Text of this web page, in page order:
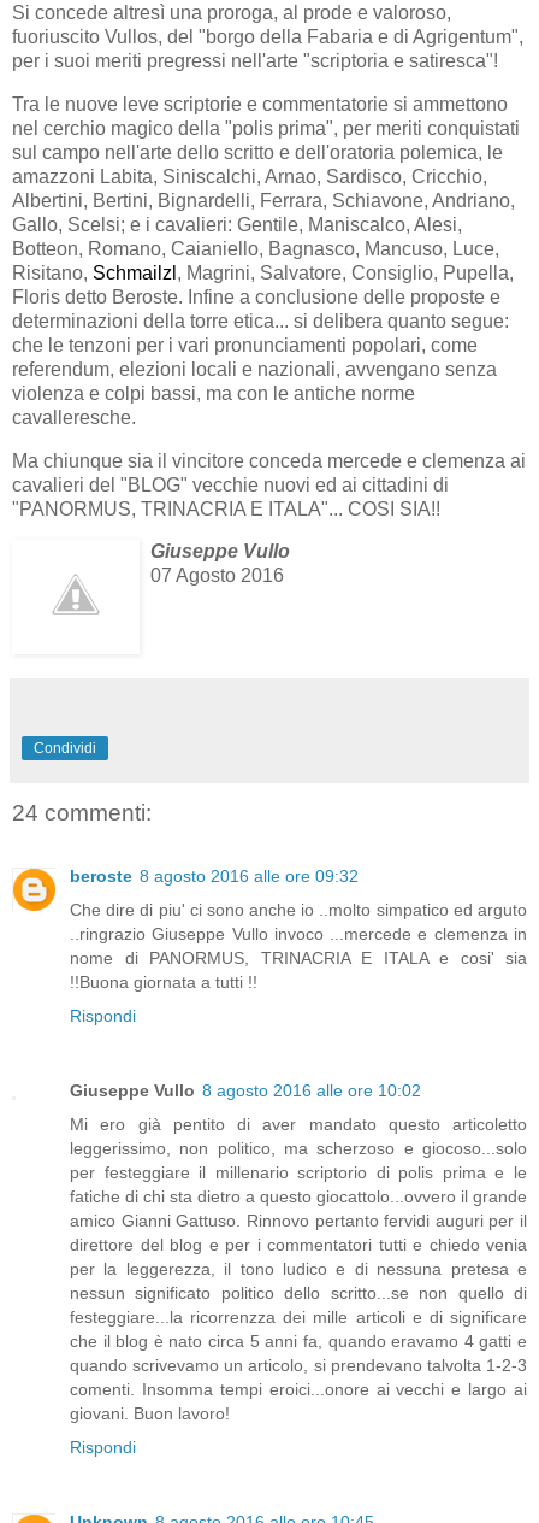
Si concede altresì una proroga, al prode e valoroso,
fuoriuscito Vullos, del "borgo della Fabaria e di Agrigentum",
per i suoi meriti pregressi nell'arte "scriptoria e satiresca"!
Tra le nuove leve scriptorie e commentatorie si ammettono
nel cerchio magico della "polis prima", per meriti conquistati
sul campo nell'arte dello scritto e dell'oratoria polemica, le
amazzoni Labita, Siniscalchi, Arnao, Sardisco, Cricchio,
Albertini, Bertini, Bignardelli, Ferrara, Schiavone, Andriano,
Gallo, Scelsi; e i cavalieri: Gentile, Maniscalco, Alesi,
Botteon, Romano, Caianiello, Bagnasco, Mancuso, Luce,
Risitano, Schmailzl , Magrini, Salvatore, Consiglio, Pupella,
Floris detto Beroste. Infine a conclusione delle proposte e
determinazioni della torre etica... si delibera quanto segue:
che le tenzoni per i vari pronunciamenti popolari, come
referendum, elezioni locali e nazionali, avvengano senza
violenza e colpi bassi, ma con le antiche norme
cavalleresche.
Ma chiunque sia il vincitore conceda mercede e clemenza ai
cavalieri del "BLOG" vecchie nuovi ed ai cittadini di
"PANORMUS, TRINACRIA E ITALA"... COSI SIA!!
Giuseppe Vullo
07 Agosto 2016
Condividi
24 commenti:
beroste 8 agosto 2016 alle ore 09:32
Che dire di piu' ci sono anche io ..molto simpatico ed arguto
..ringrazio Giuseppe Vullo invoco ...mercede e clemenza in
nome di PANORMUS, TRINACRIA E ITALA e cosi' sia
!!Buona giornata a tutti !!
Rispondi
Giuseppe Vullo 8 agosto 2016 alle ore 10:02
Mi ero già pentito di aver mandato questo articoletto
leggerissimo, non politico, ma scherzoso e giocoso...solo
per festeggiare il millenario scriptorio di polis prima e le
fatiche di chi sta dietro a questo giocattolo...ovvero il grande
amico Gianni Gattuso. Rinnovo pertanto fervidi auguri per il
direttore del blog e per i commentatori tutti e chiedo venia
per la leggerezza, il tono ludico e di nessuna pretesa e
nessun significato politico dello scritto...se non quello di
festeggiare...la ricorrenzza dei mille articoli e di significare
che il blog è nato circa 5 anni fa, quando eravamo 4 gatti e
quando scrivevamo un articolo, si prendevano talvolta 1-2-3
comenti. Insomma tempi eroici...onore ai vecchi e largo ai
giovani. Buon lavoro!
Rispondi